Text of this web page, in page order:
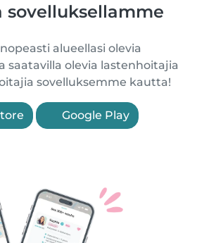
alueellasi olevia
saatavilla olevia lastenhoitajia
sovelluksemme kautta!
Google Play